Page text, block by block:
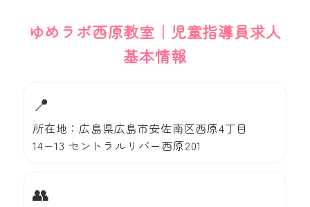
ゆめラボ西原教室｜児童指導員求人
基本情報
📍
所在地：広島県広島市安佐南区西原4丁目
14−13 セントラルリバー西原201
👥